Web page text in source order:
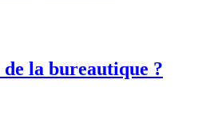
la bureautique ?